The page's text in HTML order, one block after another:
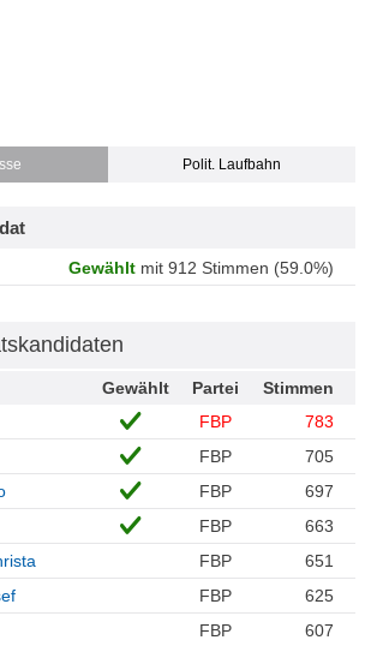
Polit. Laufbahn
Gewählt mit 912 Stimmen (59.0%)
Gewählt Partei
Stimmen
FBP
783
FBP
705
FBP
697
FBP
663
FBP
651
FBP
625
FBP 607